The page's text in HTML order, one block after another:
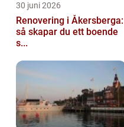
30 juni 2026
Renovering i Åkersberga:
så skapar du ett boende
s...